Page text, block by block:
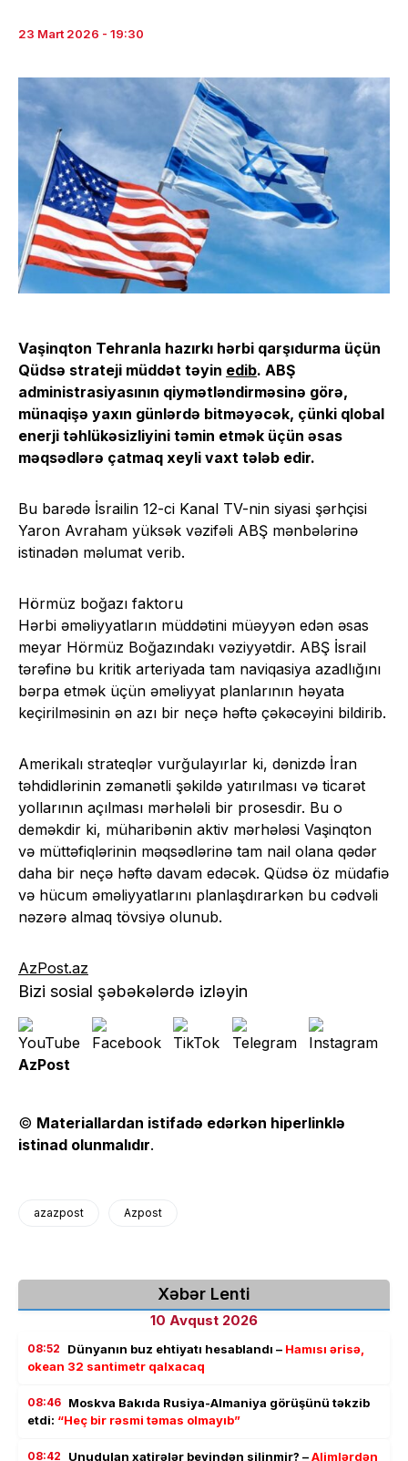
23 Mart 2026 - 19:30
Vaşinqton Tehranla hazırkı hərbi qarşıdurma üçün
Qüdsə strateji müddət təyin edib. ABŞ
administrasiyasının qiymətləndirməsinə görə,
münaqişə yaxın günlərdə bitməyəcək, çünki qlobal
enerji təhlükəsizliyini təmin etmək üçün əsas
məqsədlərə çatmaq xeyli vaxt tələb edir.
Bu barədə İsrailin 12-ci Kanal TV-nin siyasi şərhçisi
Yaron Avraham yüksək vəzifəli ABŞ mənbələrinə
istinadən məlumat verib.
Hörmüz boğazı faktoru
Hərbi əməliyyatların müddətini müəyyən edən əsas
meyar Hörmüz Boğazındakı vəziyyətdir. ABŞ İsrail
tərəfinə bu kritik arteriyada tam naviqasiya azadlığını
bərpa etmək üçün əməliyyat planlarının həyata
keçirilməsinin ən azı bir neçə həftə çəkəcəyini bildirib.
Amerikalı strateqlər vurğulayırlar ki, dənizdə İran
təhdidlərinin zəmanətli şəkildə yatırılması və ticarət
yollarının açılması mərhələli bir prosesdir. Bu o
deməkdir ki, müharibənin aktiv mərhələsi Vaşinqton
və müttəfiqlərinin məqsədlərinə tam nail olana qədər
daha bir neçə həftə davam edəcək. Qüdsə öz müdafiə
və hücum əməliyyatlarını planlaşdırarkən bu cədvəli
nəzərə almaq tövsiyə olunub.
AzPost.az
Bizi sosial şəbəkələrdə izləyin
AzPost
© Materiallardan istifadə edərkən hiperlinklə
istinad olunmalıdır.
azazpost Azpost
Xəbər Lenti
10 Avqust 2026
08:52 Dünyanın buz ehtiyatı hesablandı – Hamısı ərisə,
okean 32 santimetr qalxacaq
08:46 Moskva Bakıda Rusiya-Almaniya görüşünü təkzib
etdi: “Heç bir rəsmi təmas olmayıb”
08:42 Unudulan xatirələr beyindən silinmir? –Alimlərdən